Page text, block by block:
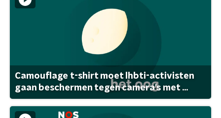
Camouflage t-shirt moet lhbti-activisten
gaan beschermen tegen camera's met ...